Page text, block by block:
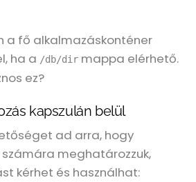
a fő alkalmazáskonténer
ha a /db/dir mappa elérhető.
ez?
kapszulán belül
ad arra, hogy
meghatározzuk,
kérhet és használhat: